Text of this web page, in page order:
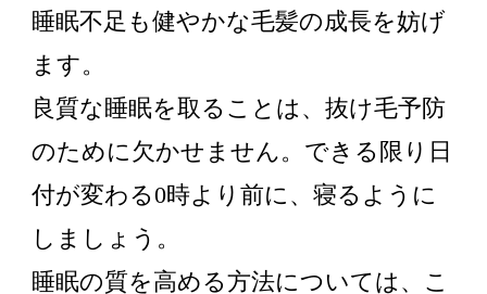
睡眠不足も健やかな毛髪の成長を妨げ
ます。
良質な睡眠を取ることは、抜け毛予防
のために欠かせません。できる限り日
付が変わる0時より前に、寝るように
しましょう。
睡眠の質を高める方法については、こ